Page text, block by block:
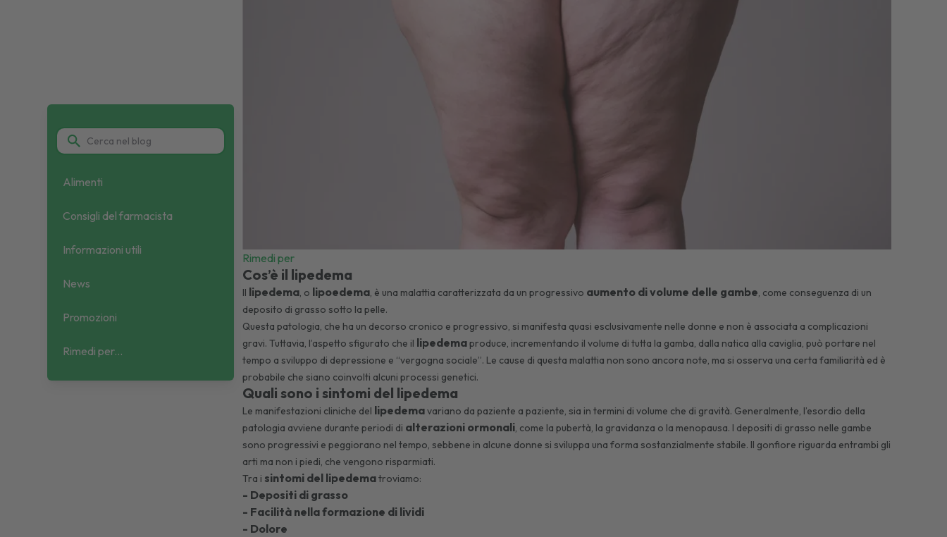
Alimenti
Consigli del farmacista
Informazioni utili
News
Promozioni
Rimedi per...
Rimedi per
Cos’è il lipedema
Il lipedema, o lipoedema, è una malattia caratterizzata da un progressivo aumento di volume delle gambe, come conseguenza di un
deposito di grasso sotto la pelle.
Questa patologia, che ha un decorso cronico e progressivo, si manifesta quasi esclusivamente nelle donne e non è associata a complicazioni
gravi. Tuttavia, l’aspetto sfigurato che il lipedemaproduce, incrementando il volume di tutta la gamba, dalla natica alla caviglia, può portare nel
tempo a sviluppo di depressione e “vergogna sociale”. Le cause di questa malattia non sono ancora note, ma si osserva una certa familiarità ed è
probabile che siano coinvolti alcuni processi genetici.
Quali sono i sintomi del lipedema
Le manifestazioni cliniche del lipedemavariano da paziente a paziente, sia in termini di volume che di gravità. Generalmente, l’esordio della
patologia avviene durante periodi di alterazioni ormonali, come la pubertà, la gravidanza o la menopausa. I depositi di grasso nelle gambe
sono progressivi e peggiorano nel tempo, sebbene in alcune donne si sviluppa una forma sostanzialmente stabile. Il gonfiore riguarda entrambi gli
arti ma non i piedi, che vengono risparmiati.
Tra i sintomi del lipedematroviamo:
- Depositi di grasso
- Facilità nella formazione di lividi
- Dolore